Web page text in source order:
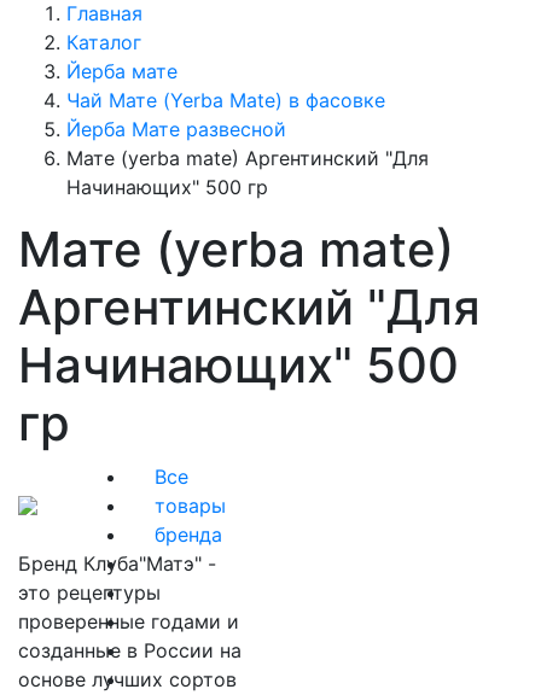
Главная
Каталог
Йерба мате
Чай Мате (Yerba Mate) в фасовке
Йерба Мате развесной
Мате (yerba mate) Аргентинский "Для
Начинающих" 500 гр
Мате (yerba mate)
Аргентинский "Для
Начинающих" 500
гр
Все
товары
бренда
Бренд Клуба"Матэ" -
это рецептуры
проверенные годами и
созданные в России на
основе лучших сортов